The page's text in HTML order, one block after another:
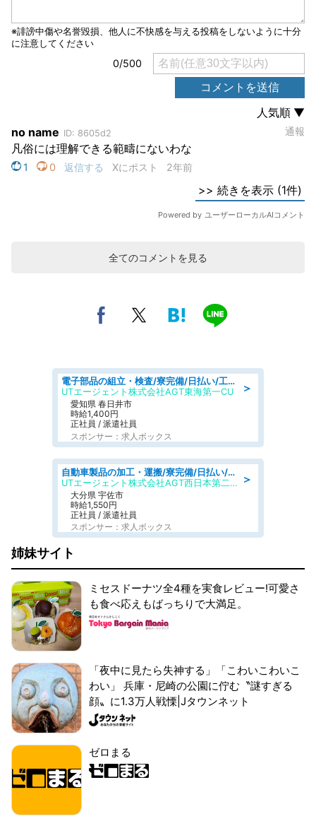
全てのコメントを見る
＞
電子部品の組立・検査/寮完備/日払い/工場・製造
UTエージェント株式会社AGT東海第一CU
愛知県 春日井市
時給1,400円
正社員 / 派遣社員
スポンサー：求人ボックス
＞
自動車製品の加工・運搬/寮完備/日払い/工場・製造
UTエージェント株式会社AGT西日本第二CU
大分県 宇佐市
時給1,550円
正社員 / 派遣社員
スポンサー：求人ボックス
姉妹サイト
ミセスドーナツ全4種を実食レビュー!可愛さ
も食べ応えもばっちりで大満足。
「夜中に見たら失神する」「こわいこわいこ
わい」 兵庫・尼崎の公園に佇む〝謎すぎる
顔〟に1.3万人戦慄|Jタウンネット
ゼロまる